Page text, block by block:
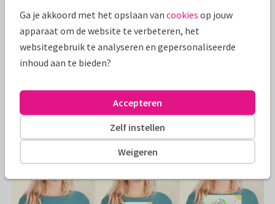
Vakantiekaarten Astrid Willems Nederlandse Antillen
Specificaties bij deze kaart
Envelop: Witte vensterenvelop
Adres: Achterop de kaart
Formaten
Ga je akkoord met het opslaan van cookies op jouw
apparaat om de website te verbeteren, het
websitegebruik te analyseren en gepersonaliseerde
inhoud aan te bieden?
Weigeren
Zelf instellen
Accepteren